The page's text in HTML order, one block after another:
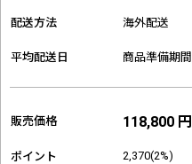
配送方法 海外配送
平均配送日 商品準備期
販売価格 118,800 円
ポイント 2,370(2%)